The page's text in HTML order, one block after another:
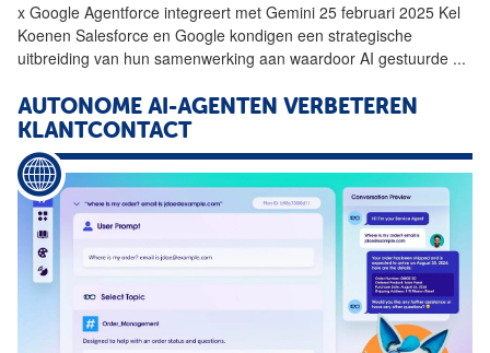
x Google Agentforce integreert met Gemini 25 februari 2025 Kel
Koenen Salesforce en Google kondigen een strategische
uitbreiding van hun samenwerking aan waardoor AI gestuurde ...
AUTONOME AI-AGENTEN VERBETEREN
KLANTCONTACT